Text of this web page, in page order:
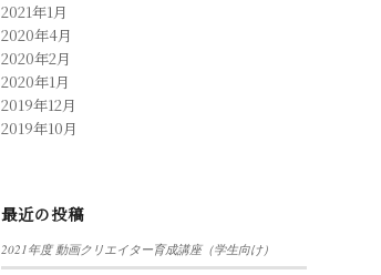
2021年1月
2020年4月
2020年2月
2020年1月
2019年12月
2019年10月
最近の投稿
2021年度 動画クリエイター育成講座（学生向け）